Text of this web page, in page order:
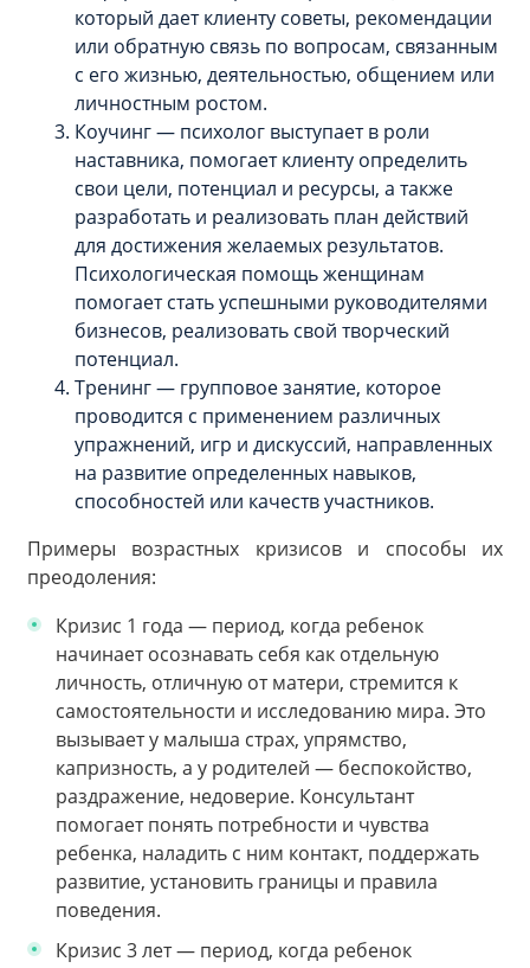
который дает клиенту советы, рекомендации
или обратную связь по вопросам, связанным
с его жизнью, деятельностью, общением или
личностным ростом.
Коучинг — психолог выступает в роли
наставника, помогает клиенту определить
свои цели, потенциал и ресурсы, а также
разработать и реализовать план действий
для достижения желаемых результатов.
Психологическая помощь женщинам
помогает стать успешными руководителями
бизнесов, реализовать свой творческий
потенциал.
Тренинг — групповое занятие, которое
проводится с применением различных
упражнений, игр и дискуссий, направленных
на развитие определенных навыков,
способностей или качеств участников.
Примеры возрастных кризисов и способы их
преодоления:
Кризис 1 года — период, когда ребенок
начинает осознавать себя как отдельную
личность, отличную от матери, стремится к
самостоятельности и исследованию мира. Это
вызывает у малыша страх, упрямство,
капризность, а у родителей — беспокойство,
раздражение, недоверие. Консультант
помогает понять потребности и чувства
ребенка, наладить с ним контакт, поддержать
развитие, установить границы и правила
поведения.
Кризис 3 лет — период, когда ребенок